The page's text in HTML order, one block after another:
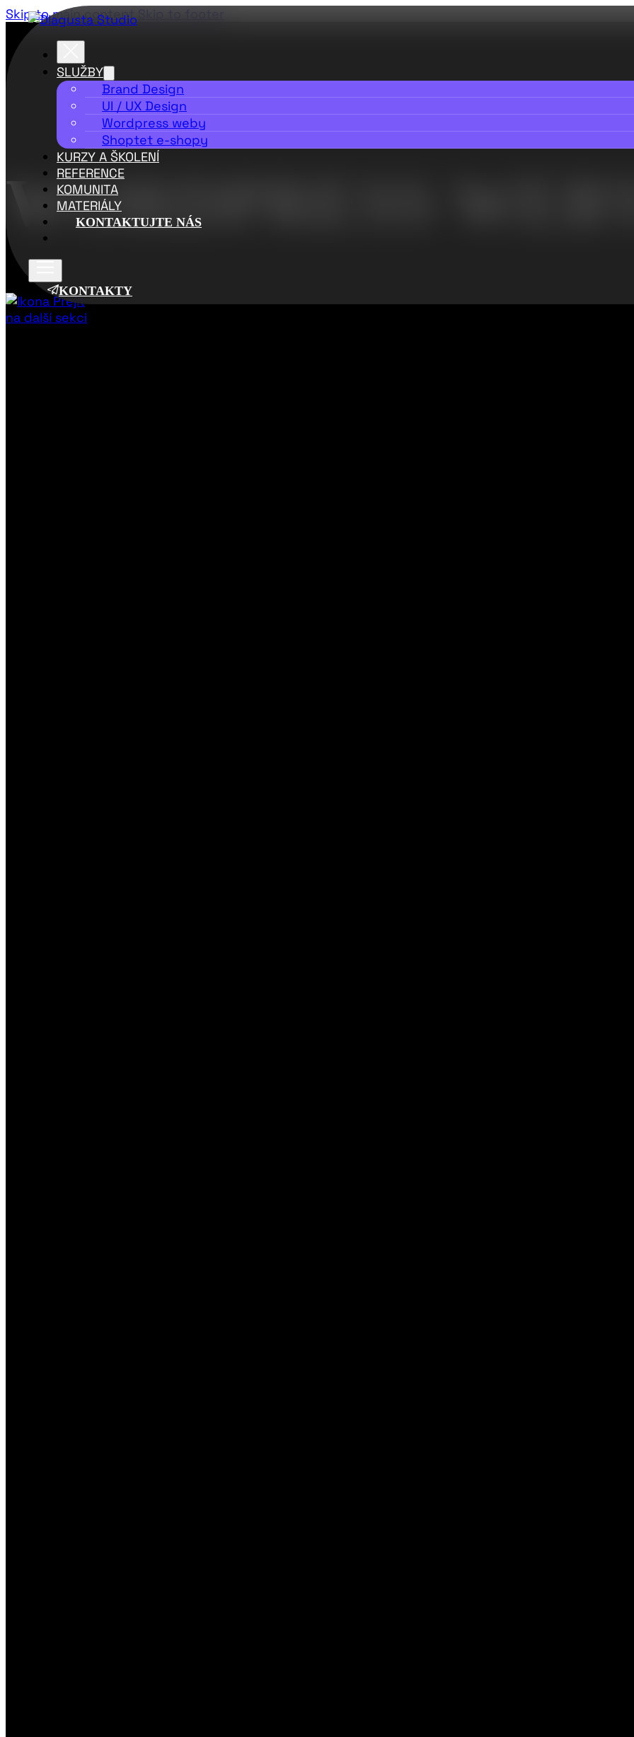
Skip to main content
SLUŽBY
Brand Design
UI / UX Design
Wordpress weby
Shoptet e-shopy
KURZY A ŠKOLENÍ
REFERENCE
KOMUNITA
MATERIÁLY
KONTAKTUJTE NÁS
KONTAKTY
WORDPRESS